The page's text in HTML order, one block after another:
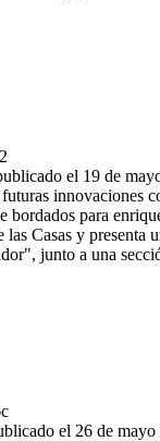
el 19 de
innovaciones
bordados para
Casas y
junto a una
el 26 de